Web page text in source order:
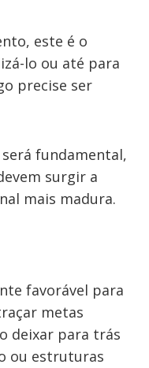
este é o
lo ou até para
precise ser
fundamental,
surgir a
mais madura.
favorável para
metas
deixar para trás
ou estruturas